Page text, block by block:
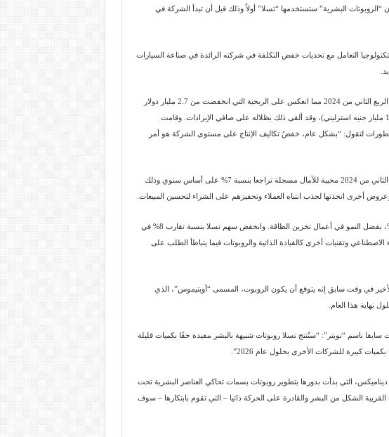
البشرية” ستستخدمها “تسلا” أولاً وذلك قبل أن تبدأ الشركة في
التعامل مع تحديات خفض التكلفة في شركته الرائدة في صناعة السيارات
ذكرت الشركة الثلاثاء أن مبيعاتها هبطت للنصف تقريبًا خلال الربع الثاني من 2024 مما انعكس على الربحية التي انخفضت من 2.7 مليار دولار
(2.09 مليار جنيه استرليني) إلى أقل من 1.5 مليار دولار (1.16 مليار جنيه استرليني)، وقد ألقى ذلك بظلاله على صافي الإيرادات. وقامت
التطورات لتقول: “بشكل عام، خفضُ تكاليف الإنتاج على مستوى الشركة هو أمر
وجاءت نتائج صانعة السيارات الكهربائية تسلا Tesla في الربع الثاني من 2024 مخيبة للآمال مسجلة تراجعا بنسبة 7% على أساس سنوي وذلك
أخرى اتخذتها لجذب انتباه العملاء وتحفيزهم على الشراء لتحسين المبيعات.
ومع ذلك، فقد حققت ارتفاعًا إجماليًا في الإيرادات بنسبة 2%، بفضل النمو في أعمال تخزين الطاقة. وانخفض سهم تسلا بنسبة تقارب 8% في
وتقنيات أخرى كالقيادة الذاتية والروبوتات فيما يتباطأ الطلب على
في وقت سابق إنه يتوقع أن يكون الروبوت، المسمى “أوبتيموس”، الذي
نهاية هذا العام.
باسم “تويتر”: “ستُنتج تسلا روبوتات شبيهة بالبشر مفيدة حقًا بكميات قليلة
كبيرة للشركات الأخرى بحلول عام 2026”.
التي بدأت بدورها بتطوير روبوتات بسمات تحاكي العناصر البشرية تحت
الشكل من البشر والقادرة على الحركة ذاتيا – التي تقوم بابتكارها – سوف